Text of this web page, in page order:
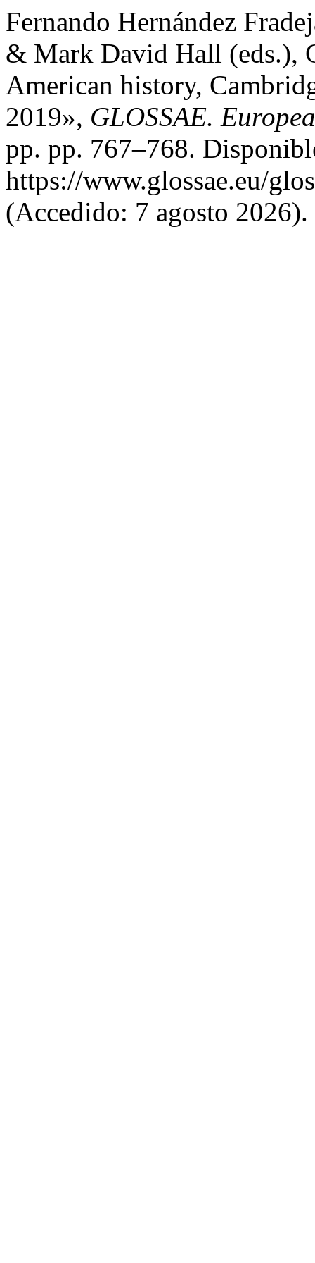
Fernando Hernández
& Mark David Hall (eds.),
American history,
2019», GLOSSAE.
pp. pp. 767–768.
https://www.glossae.eu/
(Accedido: 7 agosto 2026).